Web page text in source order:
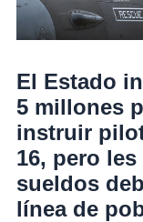
El Estado
5 millones
instruir
16, pero les
sueldos
línea de